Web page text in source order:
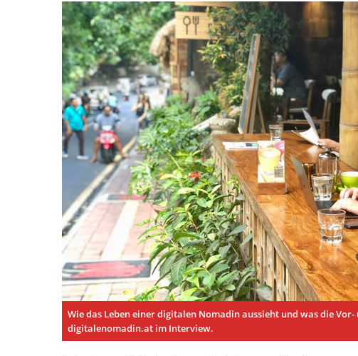
Wie das Leben einer digitalen Nomadin aussieht und was die
digitalenomadin.at im Interview.